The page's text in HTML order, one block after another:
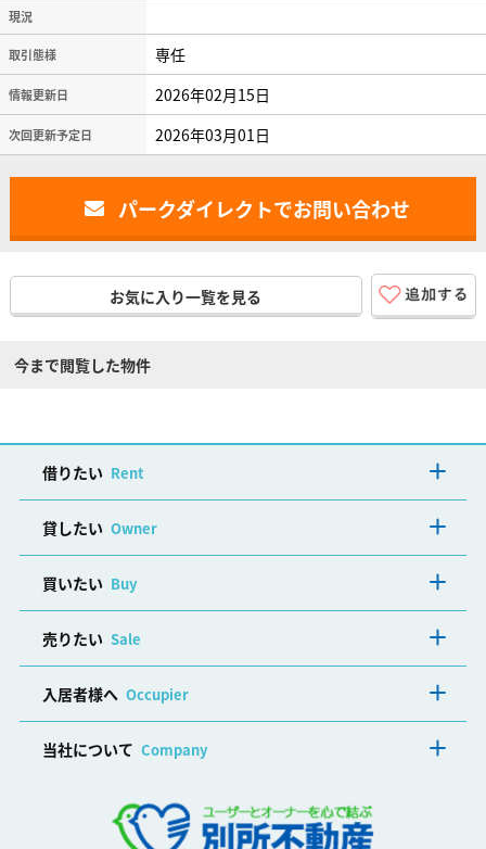
現況
取引態様 専任
情報更新日 2026年02月15日
次回更新予定日 2026年03月01日
パークダイレクトでお問い合わせ
お気に入り一覧を見る
今まで閲覧した物件
借りたい Rent
貸したい Owner
買いたい Buy
売りたい Sale
入居者様へ Occupier
当社について Company